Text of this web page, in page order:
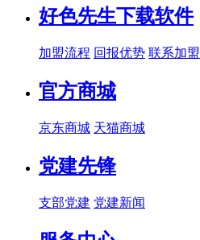
好色先生下载软件
加盟流程 回报优势 联系加盟
官方商城
京东商城 天猫商城
党建先锋
支部党建 党建新闻